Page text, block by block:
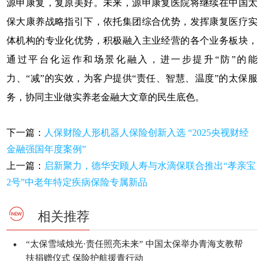
源申康复，复原美好。未来，源申康复医院将继续在中国太
保大康养战略指引下，依托集团综合优势，发挥康复医疗实
体机构的专业化优势，积极融入主业经营的各个业务板块，
通过平台化运作和场景化融入，进一步提升“防”的能
力、“减”的实效，为客户提供“责任、智慧、温度”的太保服
务，协同主业做实养老金融大文章的民生底色。
下一篇： 人保财险人形机器人保险创新入选 “2025央视财经
金融强国年度案例”
上一篇： 启新聚力，德华安顾人寿与水滴保联合推出“孝亲宝
2号”中老年特定疾病保险专属新品
相关推荐
●
“太保雪域烛光·责任照亮未来” 中国太保举办青海支教帮
扶捐赠仪式 保险护航援青行动